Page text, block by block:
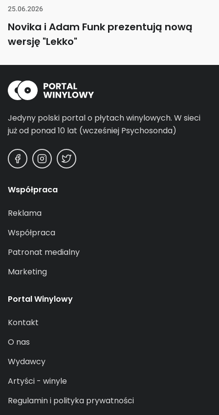
25.06.2026
Novika i Adam Funk prezentują nową
wersję "Lekko"
Jedyny polski portal o płytach winylowych. W sieci
już od ponad 10 lat (wcześniej Psychosonda)
Współpraca
Reklama
Współpraca
Patronat medialny
Marketing
Portal Winylowy
Kontakt
O nas
Wydawcy
Artyści - winyle
Regulamin i polityka prywatności